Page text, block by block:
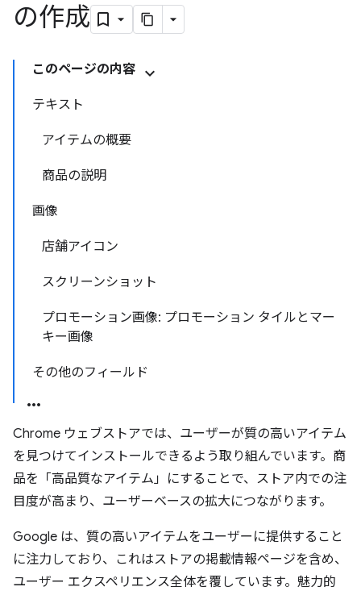
の作成
このページの内容
テキスト
アイテムの概要
商品の説明
画像
店舗アイコン
スクリーンショット
プロモーション画像: プロモーション タイルとマー
キー画像
その他のフィールド
Chrome ウェブストアでは、ユーザーが質の高いアイテム
を見つけてインストールできるよう取り組んでいます。商
品を「高品質なアイテム」にすることで、ストア内での注
目度が高まり、ユーザーベースの拡大につながります。
Google は、質の高いアイテムをユーザーに提供すること
に注力しており、これはストアの掲載情報ページを含め、
ユーザー エクスペリエンス全体を覆しています。魅力的